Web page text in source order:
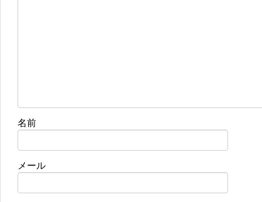
名前
メール